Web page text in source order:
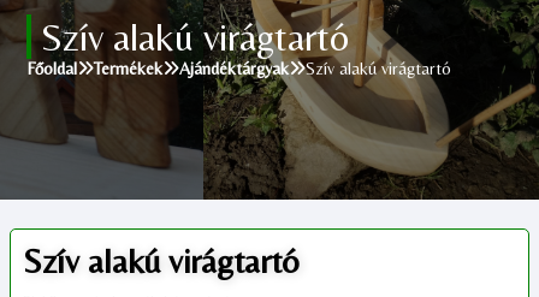
Galéria
Megvásárolható termékek
Cikkek, tippek
Szív alakú virágtartó
Főoldal Termékek Ajándéktárgyak Szív alakú virágtartó
Szív alakú virágtartó